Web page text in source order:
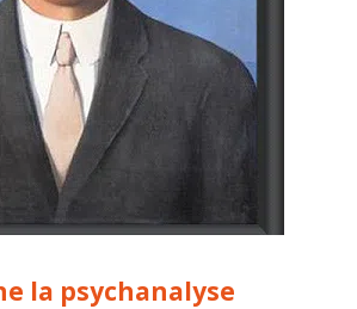
la psychanalyse